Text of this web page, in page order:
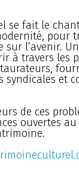
se fait le
pour
l’avenir.
à travers les
et
de ces
ouvertes